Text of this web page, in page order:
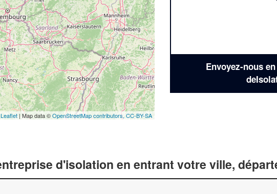
Leaflet | Map data ©OpenStreetMap contributors,CC-BY-SA
Envoyez-nous
d'isolation en entrant votre ville,